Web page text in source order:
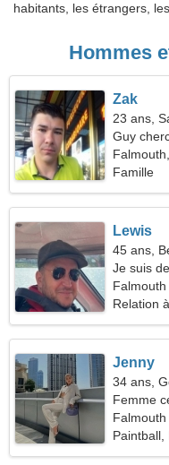
habitants, les étrangers,
Hommes
Zak
23 ans,
Guy
Famille
Lewis
45 ans,
Je suis
Falmouth
Relation
Jenny
34 ans,
Femme
Falmouth
Paintball,